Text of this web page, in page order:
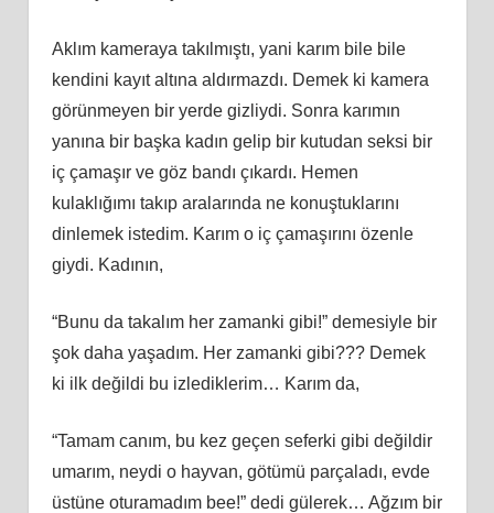
Aklım kameraya takılmıştı, yani karım bile bile
kendini kayıt altına aldırmazdı. Demek ki kamera
görünmeyen bir yerde gizliydi. Sonra karımın
yanına bir başka kadın gelip bir kutudan seksi bir
iç çamaşır ve göz bandı çıkardı. Hemen
kulaklığımı takıp aralarında ne konuştuklarını
dinlemek istedim. Karım o iç çamaşırını özenle
giydi. Kadının,
“Bunu da takalım her zamanki gibi!” demesiyle bir
şok daha yaşadım. Her zamanki gibi??? Demek
ki ilk değildi bu izlediklerim… Karım da,
“Tamam canım, bu kez geçen seferki gibi değildir
umarım, neydi o hayvan, götümü parçaladı, evde
üstüne oturamadım bee!” dedi gülerek… Ağzım bir